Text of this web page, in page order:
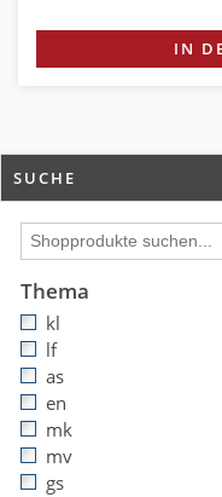
IN
SUCHE
Thema
kl
lf
as
en
mk
mv
gs